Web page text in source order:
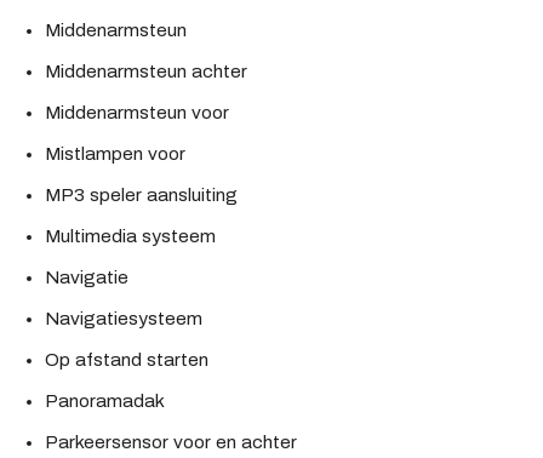
Middenarmsteun
Middenarmsteun achter
Middenarmsteun voor
Mistlampen voor
MP3 speler aansluiting
Multimedia systeem
Navigatie
Navigatiesysteem
Op afstand starten
Panoramadak
Parkeersensor voor en achter